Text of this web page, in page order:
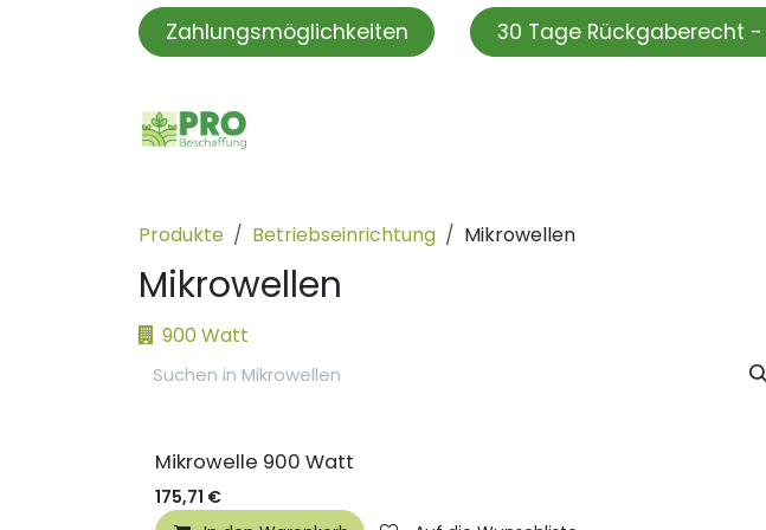
Zum Inhalt springen
Zahlungsmöglichkeiten 30 Tage Rückgaberecht -
Produkte Betriebseinrichtung Mikrowellen
Mikrowellen
900 Watt
Mikrowelle 900 Watt
175,71 €